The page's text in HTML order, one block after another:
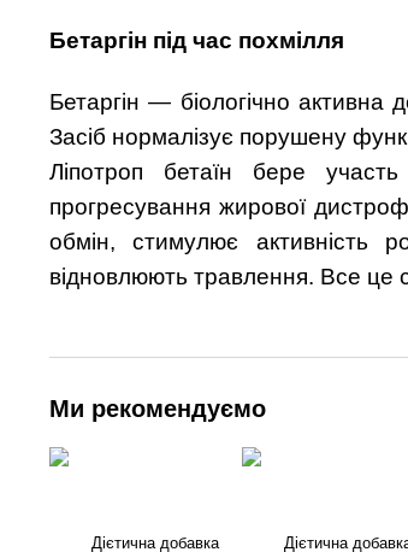
Бетаргін під час похмілля
Бетаргін — біологічно активна
Засіб нормалізує порушену
Ліпотроп бетаїн бере участь
прогресування жирової
обмін, стимулює активність
відновлюють травлення. Все це
Ми рекомендуємо